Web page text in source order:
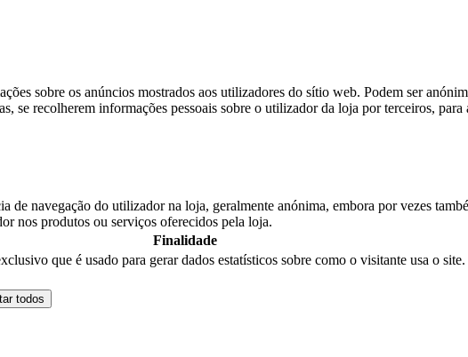
sobre os anúncios mostrados aos utilizadores do sítio web. Podem ser
se recolherem informações pessoais sobre o utilizador da loja por terceiros, para
de navegação do utilizador na loja, geralmente anónima, embora por vezes
nos produtos ou serviços oferecidos pela loja.
Finalidade
que é usado para gerar dados estatísticos sobre como o visitante usa o site.
todos